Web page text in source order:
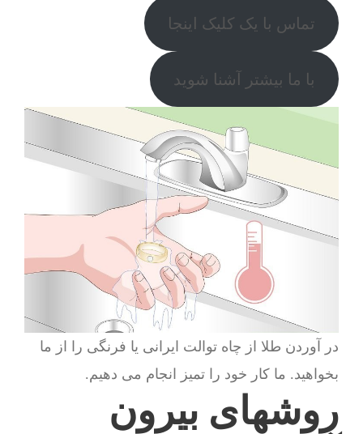
تماس با یک کلیک اینجا
با ما بیشتر آشنا شوید
در آوردن طلا از چاه توالت ایرانی یا فرنگی را از ما
بخواهید. ما کار خود را تمیز انجام می دهیم.
روشهای بیرون